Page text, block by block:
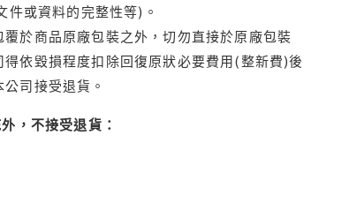
或資料的完整性等)。
於商品原廠包裝之外，切勿直接於原廠包裝
依毀損程度扣除回復原狀必要費用(整新費)後
司接受退貨。
，不接受退貨：